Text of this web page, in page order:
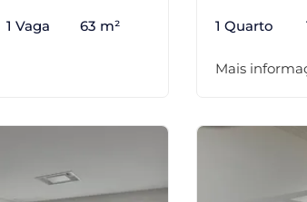
1 Vaga 63 m² 1 Quarto
Mais